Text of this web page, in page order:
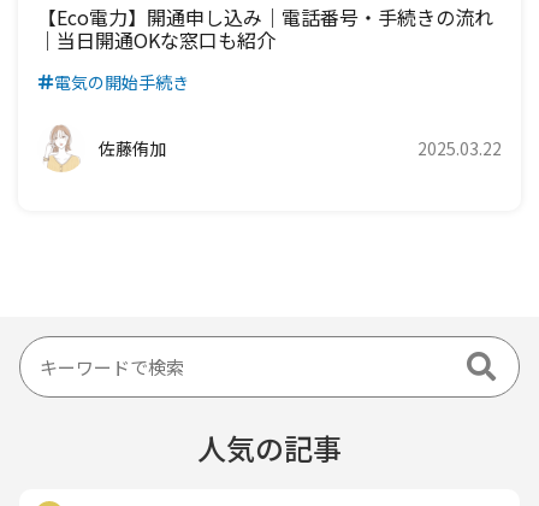
【eco電力】開通申し込み｜電話番号・手続きの流れ
｜当日開通OKな窓口も紹介
電気の開始手続き
佐藤侑加 2025.03.22
人気の記事